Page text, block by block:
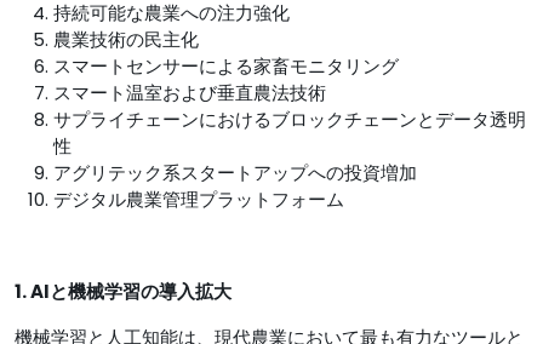
持続可能な農業への注力強化
農業技術の民主化
スマートセンサーによる家畜モニタリング
スマート温室および垂直農法技術
サプライチェーンにおけるブロックチェーンとデータ透明
性
アグリテック系スタートアップへの投資増加
デジタル農業管理プラットフォーム
1. AIと機械学習の導入拡大
機械学習と人工知能は、現代農業において最も有力なツールと